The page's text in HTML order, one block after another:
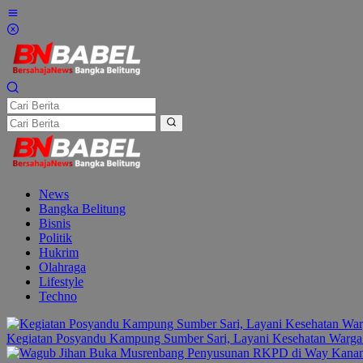
Lewati
ke
konten
News
Bangka Belitung
Bisnis
Politik
Hukrim
Olahraga
Lifestyle
Techno
Kegiatan Posyandu Kampung Sumber Sari, Layani Kesehatan